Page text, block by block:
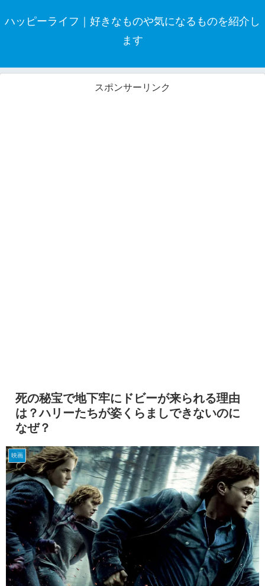
ハッピーライフ｜好きなものや気になるものを紹介し
ます
スポンサーリンク
死の秘宝で地下牢にドビーが来られる理由
は？ハリーたちが姿くらましできないのに
なぜ？
映画